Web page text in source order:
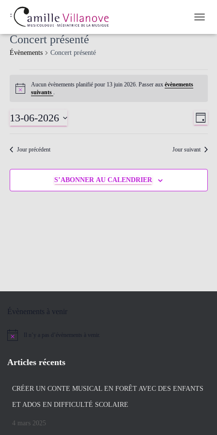
Concert présenté
Évènements Concert présenté
Notice
Aucun évènements planifié pour 13 juin 2026. Passer aux évènements
suivants .
par
JOUR
13-06-2026
date.Jour précédent Jour suivant
S’ABONNER AU CALENDRIER
Évènements à venir
Notice Il n’y a pas d’évènements à venir.
Articles récents
CRÉER UN CONTE MUSICAL EN FORÊT AVEC DES ENFANTS
ET ADOS EN DIFFICULTÉ SCOLAIRE
4 mars 2025